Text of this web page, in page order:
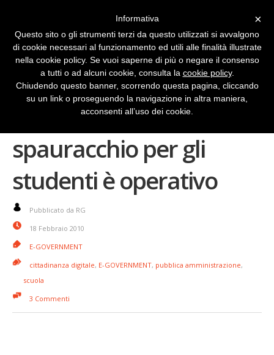
Scuola Mia lo
spauracchio per gli
studenti è operativo
Pubblicato da RG
18 Febbraio 2010
E-GOVERNMENT
cittadinanza digitale, E-GOVERNMENT, pubblica amministrazione,
scuola
3 Commenti
×
Informativa
Questo sito o gli strumenti terzi da questo utilizzati si avvalgono
di cookie necessari al funzionamento ed utili alle finalità illustrate
nella cookie policy. Se vuoi saperne di più o negare il consenso
a tutti o ad alcuni cookie, consulta la cookie policy.
Chiudendo questo banner, scorrendo questa pagina, cliccando
su un link o proseguendo la navigazione in altra maniera,
acconsenti all’uso dei cookie.